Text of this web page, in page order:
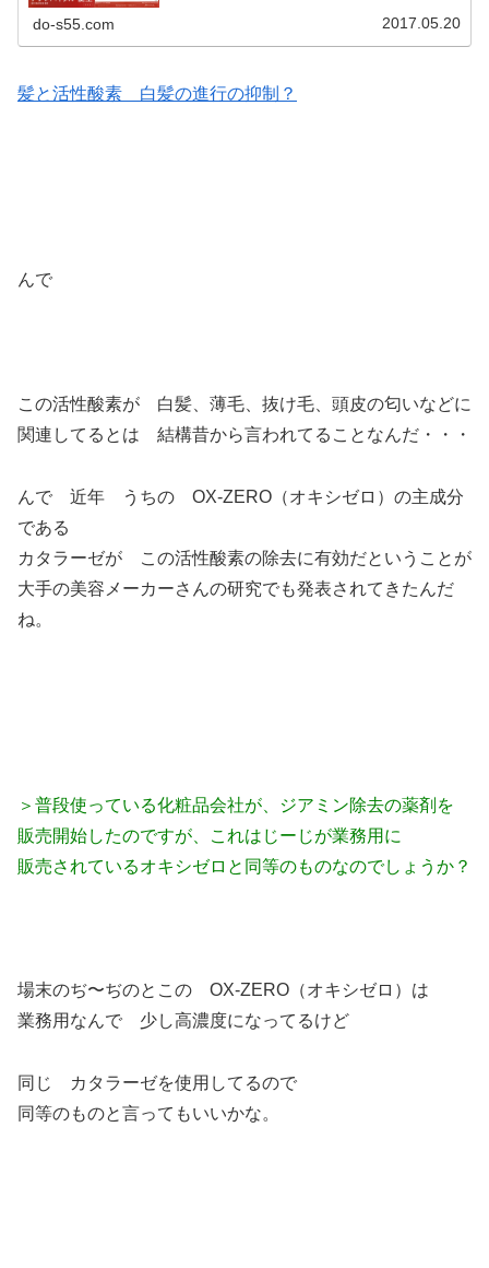
do-s55.com 2017.05.20
髪と活性酸素 白髪の進行の抑制？
んで
この活性酸素が 白髪、薄毛、抜け毛、頭皮の匂いなどに
関連してるとは 結構昔から言われてることなんだ・・・
んで 近年 うちの OX-ZERO（オキシゼロ）の主成分
である
カタラーゼが この活性酸素の除去に有効だということが
大手の美容メーカーさんの研究でも発表されてきたんだ
ね。
＞普段使っている化粧品会社が、ジアミン除去の薬剤を
販売開始したのですが、これはじーじが業務用に
販売されているオキシゼロと同等のものなのでしょうか？
場末のぢ〜ぢのとこの OX-ZERO（オキシゼロ）は
業務用なんで 少し高濃度になってるけど
同じ カタラーゼを使用してるので
同等のものと言ってもいいかな。